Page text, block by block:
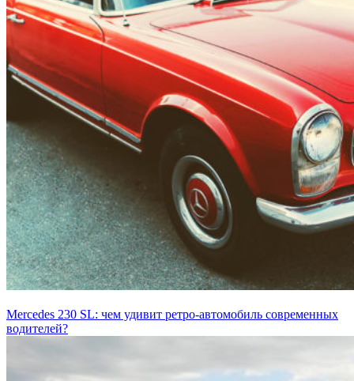
Mercedes 230 SL: чем удивит ретро-автомобиль современных
водителей?